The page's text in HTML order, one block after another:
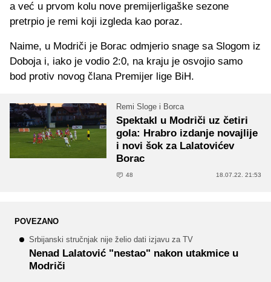
a već u prvom kolu nove premijerligaške sezone
pretrpio je remi koji izgleda kao poraz.
Naime, u Modriči je Borac odmjerio snage sa Slogom iz
Doboja i, iako je vodio 2:0, na kraju je osvojio samo
bod protiv novog člana Premijer lige BiH.
Remi Sloge i Borca
Spektakl u Modriči uz četiri
gola: Hrabro izdanje novajlije
i novi šok za Lalatovićev
Borac
48 18.07.22. 21:53
POVEZANO
Srbijanski stručnjak nije želio dati izjavu za TV
Nenad Lalatović "nestao" nakon utakmice u
Modriči